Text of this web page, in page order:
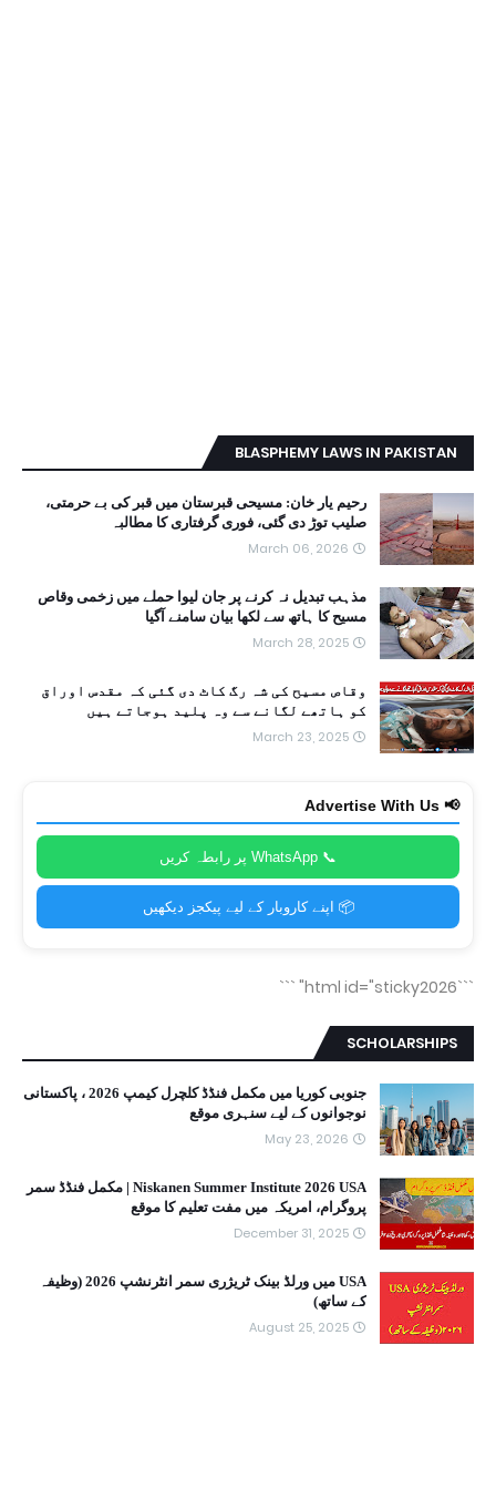
BLASPHEMY LAWS IN PAKISTAN
رحیم یار خان: مسیحی قبرستان میں قبر کی بے حرمتی،
صلیب توڑ دی گئی، فوری گرفتاری کا مطالبہ
March 06, 2026
مذہب تبدیل نہ کرنے پر جان لیوا حملے میں زخمی وقاص
مسیح کا ہاتھ سے لکھا بیان سامنے آگیا
March 28, 2025
وقاص مسیح کی شہ رگ کاٹ دی گئی کہ مقدس اوراق
کو ہاتھے لگانے سے وہ پلید ہوجاتے ہیں
March 23, 2025
📢 Advertise With Us
📞 WhatsApp پر رابطہ کریں
📦 اپنے کاروبار کے لیے پیکجز دیکھیں
```html id="sticky2026"
```
SCHOLARSHIPS
جنوبی کوریا میں مکمل فنڈڈ کلچرل کیمپ 2026 ، پاکستانی
نوجوانوں کے لیے سنہری موقع
May 23, 2026
Niskanen Summer Institute 2026 USA | مکمل فنڈڈ سمر
پروگرام، امریکہ میں مفت تعلیم کا موقع
December 31, 2025
USA میں ورلڈ بینک ٹریژری سمر انٹرنشپ 2026 (وظیفہ
کے ساتھ)
August 25, 2025